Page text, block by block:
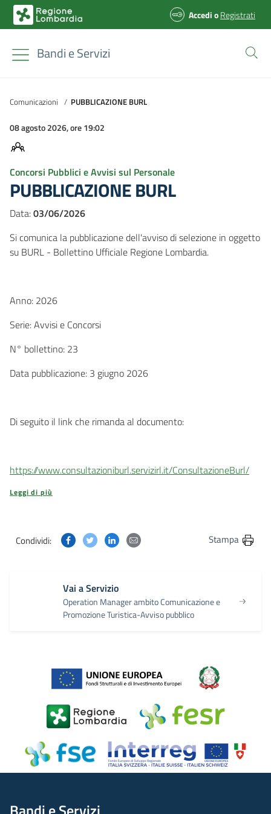
AccedioRegistrati
Bandi e Servizi
Comunicazioni / PUBBLICAZIONE BURL
08 agosto 2026, ore 19:02
Concorsi Pubblici e Avvisi sul Personale
PUBBLICAZIONE BURL
Data:03/06/2026
Si comunica la pubblicazione dell'avviso di selezione in oggetto
su BURL - Bollettino Ufficiale Regione Lombardia.
Anno: 2026
Serie: Avvisi e Concorsi
N° bollettino: 23
Data pubblicazione: 3 giugno 2026
Di seguito il link che rimanda al documento:
https://www.consultazioniburl.servizirl.it/ConsultazioneBurl/
Leggi di più
Condividi: Condividi questa pagina su Facebook
Condividi questa pagina su Twitter
Condividi questa pagina su Linkedin
Condividi questa pagina via
Stampa
Vai a Servizio
Operation Manager ambito Comunicazione e
Promozione Turistica-Avviso pubblico